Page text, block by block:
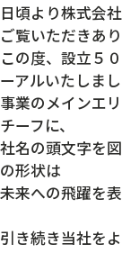
日頃より株式会
ご覧いただきあ
この度、設立５
ーアルいたしまし
事業のメインエ
チーフに、
社名の頭文字を
の形状は
未来への飛躍を表
引き続き当社を